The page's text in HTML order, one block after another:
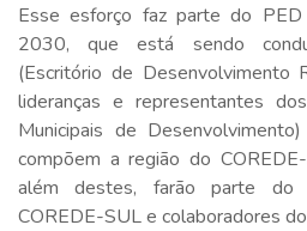
Esse esforço faz parte do
2030, que está sendo
(Escritório de Desenvolvimento
lideranças e representantes
Municipais de
compõem a região do
além destes, farão parte do
COREDE-SUL e colaboradores